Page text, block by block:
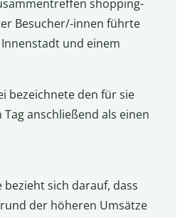
shopping-
Besucher/-innen führte
und einem
bezeichnete den für sie
anschließend als einen
bezieht sich darauf, dass
der höheren Umsätze